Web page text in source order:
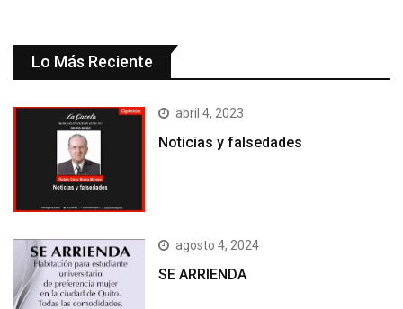
Lo Más Reciente
abril 4, 2023
Noticias y falsedades
agosto 4, 2024
SE ARRIENDA